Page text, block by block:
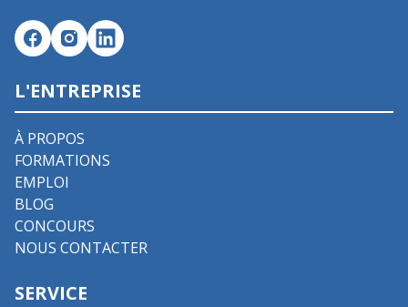
L'ENTREPRISE
À PROPOS
FORMATIONS
EMPLOI
BLOG
CONCOURS
NOUS CONTACTER
SERVICE